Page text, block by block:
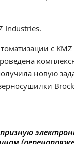
Industries.
с
новую